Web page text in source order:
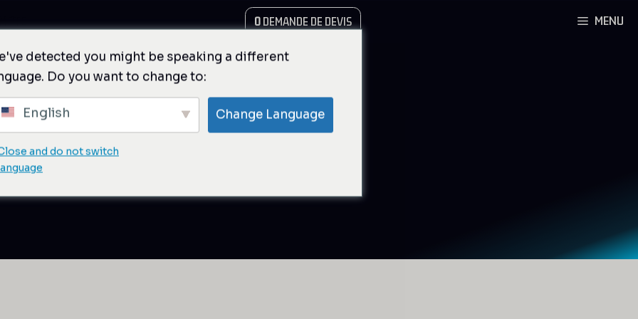
MENU
0DEMANDE DE DEVIS
detected you might be speaking a different
Do you want to change to:
English Change Language
and do not switch